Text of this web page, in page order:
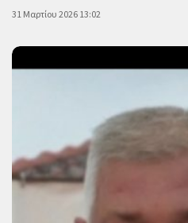
31 Μαρτίου 2026 13:02